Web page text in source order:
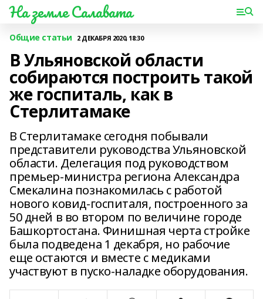
На земле Салавата
Общие статьи 2 ДЕКАБРЯ 2020, 18:30
В Ульяновской области
собираются построить такой
же госпиталь, как в
Стерлитамаке
В Стерлитамаке сегодня побывали
представители руководства Ульяновской
области. Делегация под руководством
премьер-министра региона Александра
Смекалина познакомилась с работой
нового ковид-госпиталя, построенного за
50 дней в во втором по величине городе
Башкортостана. Финишная черта стройке
была подведена 1 декабря, но рабочие
еще остаются и вместе с медиками
участвуют в пуско-наладке оборудования.